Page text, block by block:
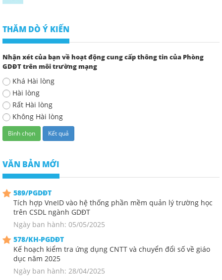
THĂM DÒ Ý KIẾN
Nhận xét của bạn về hoạt động cung cấp thông tin của Phòng
GDĐT trên môi trường mạng
Khá Hài lòng
Hài lòng
Rất Hài lòng
Không Hài lòng
VĂN BẢN MỚI
589/PGDĐT
Tích hợp VneID vào hệ thống phần mềm quản lý trường học
trên CSDL ngành GDĐT
Ngày ban hành: 05/05/2025
578/KH-PGDĐT
Kế hoạch kiểm tra ứng dụng CNTT và chuyển đổi số về giáo
dục năm 2025
Ngày ban hành: 28/04/2025